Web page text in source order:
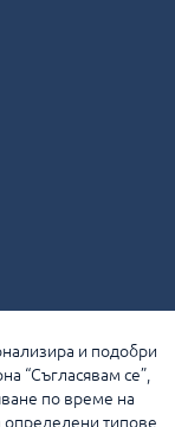
и подобри
“Съгласявам се”,
по време на
определени типове